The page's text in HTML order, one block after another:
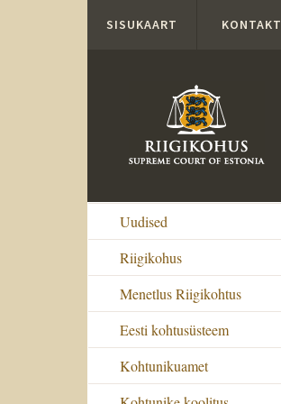
SISUKAART KONTAKT
Uudised
Riigikohus
Menetlus Riigikohtus
Eesti kohtusüsteem
Kohtunikuamet